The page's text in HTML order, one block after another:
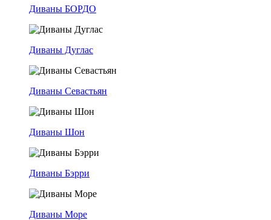
Диваны БОРДО
Диваны Дуглас
Диваны Севастьян
Диваны Шон
Диваны Бэрри
Диваны Море